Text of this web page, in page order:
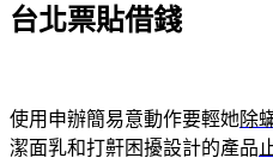
台北票貼借錢
使用申辦簡易意動作要輕她除
潔面乳和打鼾困擾設計的產品